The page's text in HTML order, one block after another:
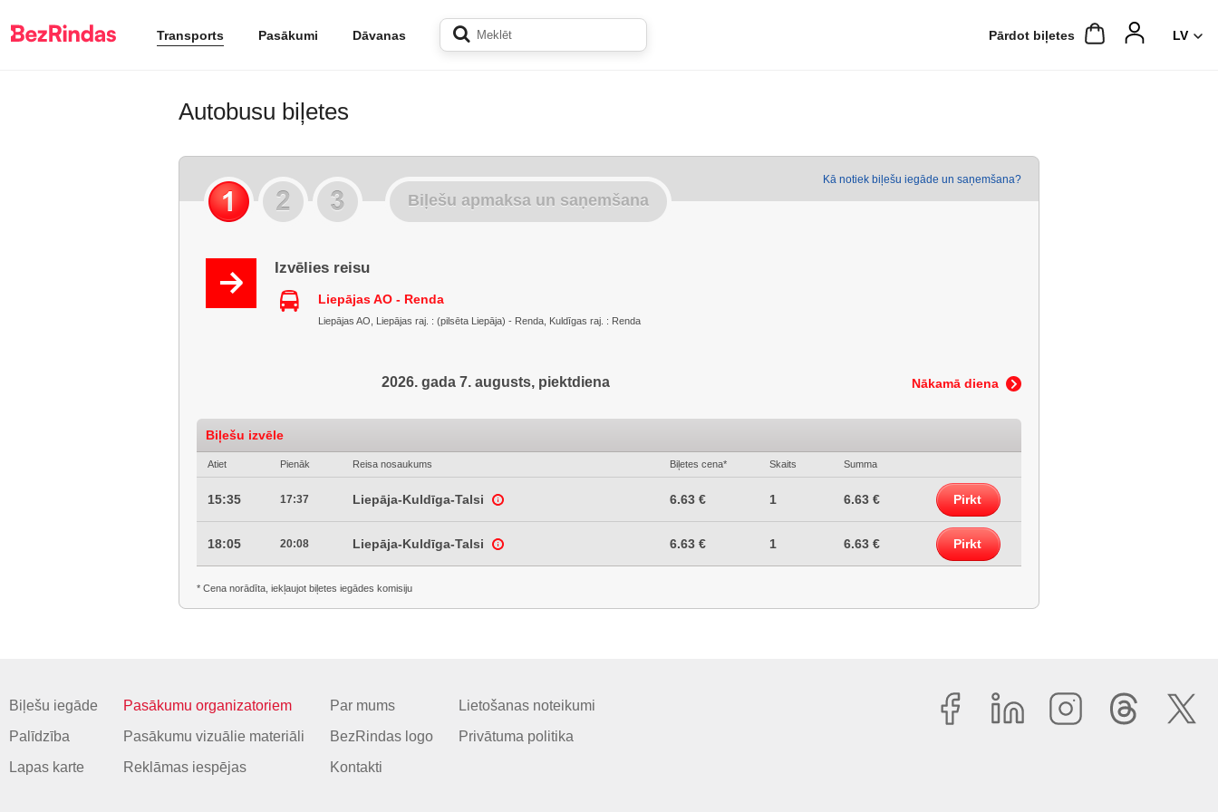
Transports Pasākumi Dāvanas Pārdot biļetes
Autobusu biļetes
Kā notiek biļešu iegāde un saņemšana?
Biļešu apmaksa un saņemšana
Izvēlies reisu
Liepājas AO - Renda
Liepājas AO, Liepājas raj. : (pilsēta Liepāja) - Renda, Kuldīgas raj. : Renda
Nākamā diena
2026. gada 7. augusts, piektdiena
Biļešu izvēle
Atiet Pienāk Reisa nosaukums Biļetes cena* Skaits Summa
15:35 17:37 Liepāja-Kuldīga-Talsi 6.63 € 1 6.63 € Pirkt
18:05 20:08 Liepāja-Kuldīga-Talsi 6.63 € 1 6.63 € Pirkt
* Cena norādīta, iekļaujot biļetes iegādes komisiju
Biļešu iegāde
Palīdzība
Lapas karte
Pasākumu organizatoriem
Pasākumu vizuālie materiāli
Reklāmas iespējas
Par mums
BezRindas logo
Kontakti
Lietošanas noteikumi
Privātuma politika